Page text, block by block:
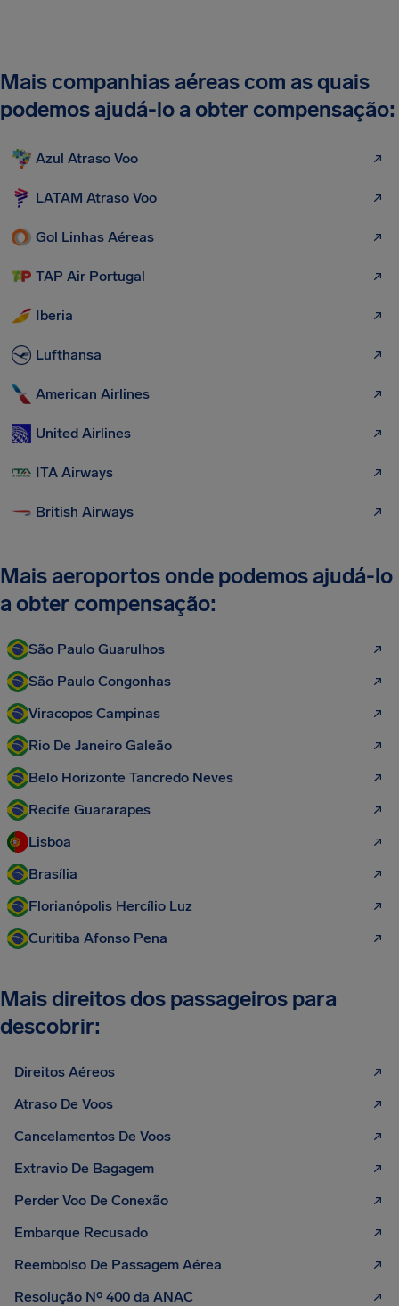
Mais companhias aéreas com as quais
podemos ajudá-lo a obter compensação:
Azul Atraso Voo
LATAM Atraso Voo
Gol Linhas Aéreas
TAP Air Portugal
Iberia
Lufthansa
American Airlines
United Airlines
ITA Airways
British Airways
Mais aeroportos onde podemos ajudá-lo
a obter compensação:
São Paulo Guarulhos
São Paulo Congonhas
Viracopos Campinas
Rio De Janeiro Galeão
Belo Horizonte Tancredo Neves
Recife Guararapes
Lisboa
Brasília
Florianópolis Hercílio Luz
Curitiba Afonso Pena
Mais direitos dos passageiros para
descobrir:
Direitos Aéreos
Atraso De Voos
Cancelamentos De Voos
Extravio De Bagagem
Perder Voo De Conexão
Embarque Recusado
Reembolso De Passagem Aérea
Resolução Nº 400 da ANAC